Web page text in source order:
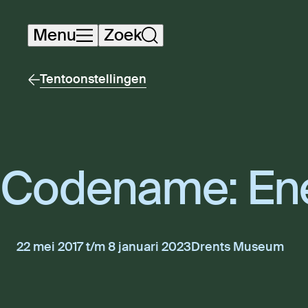
Navigatie
overslaan
Menu Zoek
Tentoonstellingen
Code­na­me:
22 mei 2017 t/m 8 januari 2023Drents Museum